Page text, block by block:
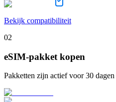
Bekijk compatibiliteit
02
eSIM-pakket kopen
Pakketten zijn actief voor 30 dagen